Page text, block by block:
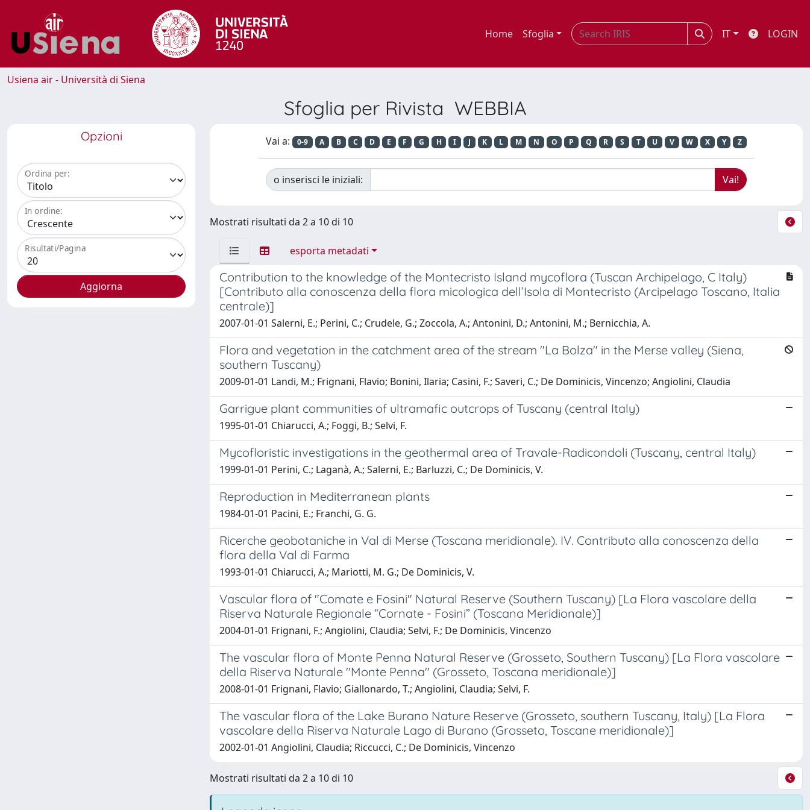
Home Sfoglia IT LOGIN
Usiena air - Università di Siena
Sfoglia per Rivista WEBBIA
Opzioni
Ordina per:
In ordine:
Risultati/Pagina
Vai a: 0-9 A B C D E F G H I J K L M N O P Q R S T U V W X Y Z
o inserisci le iniziali:
Mostrati risultati da 2 a 10 di 10
esporta metadati
Contribution to the knowledge of the Montecristo Island mycoflora (Tuscan Archipelago, C Italy)
[Contributo alla conoscenza della flora micologica dell’Isola di Montecristo (Arcipelago Toscano, Italia
centrale)]
2007-01-01 Salerni, E.; Perini, C.; Crudele, G.; Zoccola, A.; Antonini, D.; Antonini, M.; Bernicchia, A.
Flora and vegetation in the catchment area of the stream "La Bolza" in the Merse valley (Siena,
southern Tuscany)
2009-01-01 Landi, M.; Frignani, Flavio; Bonini, Ilaria; Casini, F.; Saveri, C.; De Dominicis, Vincenzo; Angiolini, Claudia
Garrigue plant communities of ultramafic outcrops of Tuscany (central Italy)
1995-01-01 Chiarucci, A.; Foggi, B.; Selvi, F.
Mycofloristic investigations in the geothermal area of Travale-Radicondoli (Tuscany, central Italy)
1999-01-01 Perini, C.; Laganà, A.; Salerni, E.; Barluzzi, C.; De Dominicis, V.
Reproduction in Mediterranean plants
1984-01-01 Pacini, E.; Franchi, G. G.
Ricerche geobotaniche in Val di Merse (Toscana meridionale). IV. Contributo alla conoscenza della
flora della Val di Farma
1993-01-01 Chiarucci, A.; Mariotti, M. G.; De Dominicis, V.
Vascular flora of "Comate e Fosini" Natural Reserve (Southern Tuscany) [La Flora vascolare della
Riserva Naturale Regionale “Cornate - Fosini” (Toscana Meridionale)]
2004-01-01 Frignani, F.; Angiolini, Claudia; Selvi, F.; De Dominicis, Vincenzo
The vascular flora of Monte Penna Natural Reserve (Grosseto, Southern Tuscany) [La Flora vascolare
della Riserva Naturale "Monte Penna" (Grosseto, Toscana meridionale)]
2008-01-01 Frignani, Flavio; Giallonardo, T.; Angiolini, Claudia; Selvi, F.
The vascular flora of the Lake Burano Nature Reserve (Grosseto, southern Tuscany, Italy) [La Flora
vascolare della Riserva Naturale Lago di Burano (Grosseto, Toscane meridionale)]
2002-01-01 Angiolini, Claudia; Riccucci, C.; De Dominicis, Vincenzo
Mostrati risultati da 2 a 10 di 10